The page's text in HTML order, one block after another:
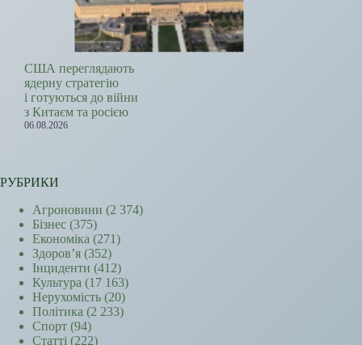
США переглядають
ядерну стратегію
і готуються до війни
з Китаєм та росією
06.08.2026
РУБРИКИ
Агроновини (2 374)
Бізнес (375)
Економіка (271)
Здоров’я (352)
Інциденти (412)
Культура (17 163)
Нерухомість (20)
Політика (2 233)
Спорт (94)
Статті (222)